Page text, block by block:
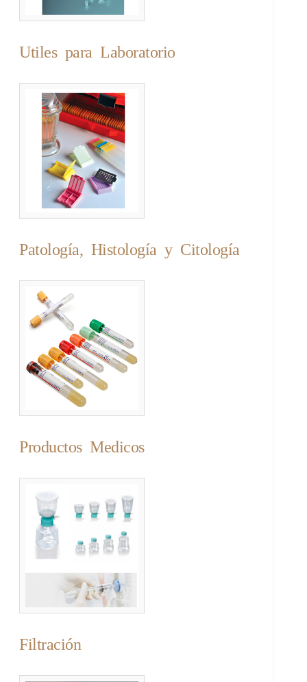
Utiles para Laboratorio
Patología, Histología y Citología
Productos Medicos
Filtración